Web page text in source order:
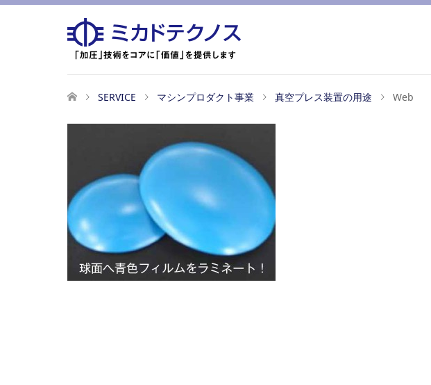
SERVICE マシンプロダクト事業 真空プレス装置の用途 Web